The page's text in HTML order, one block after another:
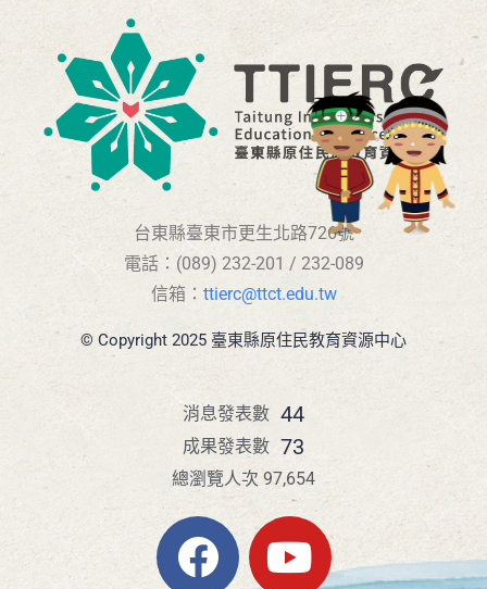
台東縣臺東市更生北路726號
電話：(089) 232-201 / 232-089
信箱： ttierc@ttct.edu.tw
© Copyright 2025 臺東縣原住民教育資源中心
44
消息發表數
73
成果發表數
總瀏覽人次 97,654